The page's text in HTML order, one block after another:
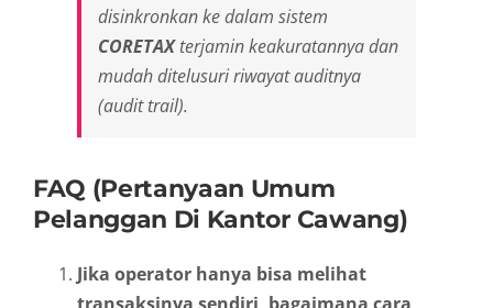
disinkronkan ke dalam sistem
CORETAXterjamin keakuratannya dan
mudah ditelusuri riwayat auditnya
(audit trail).
FAQ (Pertanyaan Umum
Pelanggan Di Kantor Cawang)
Jika operator hanya bisa melihat